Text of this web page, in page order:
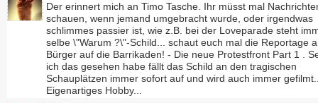
Der erinnert mich an Timo Tasche. Ihr müsst mal
schauen, wenn jemand umgebracht wurde, oder irgendwas
schlimmes passier ist, wie z.B. bei der Loveparade steht
selbe \"Warum ?\"-Schild... schaut euch mal die Reportage
Bürger auf die Barrikaden! - Die neue Protestfront Part 1 .
ich das gesehen habe fällt das Schild an den tragischen
Schauplätzen immer sofort auf und wird auch immer
Eigenartiges Hobby...